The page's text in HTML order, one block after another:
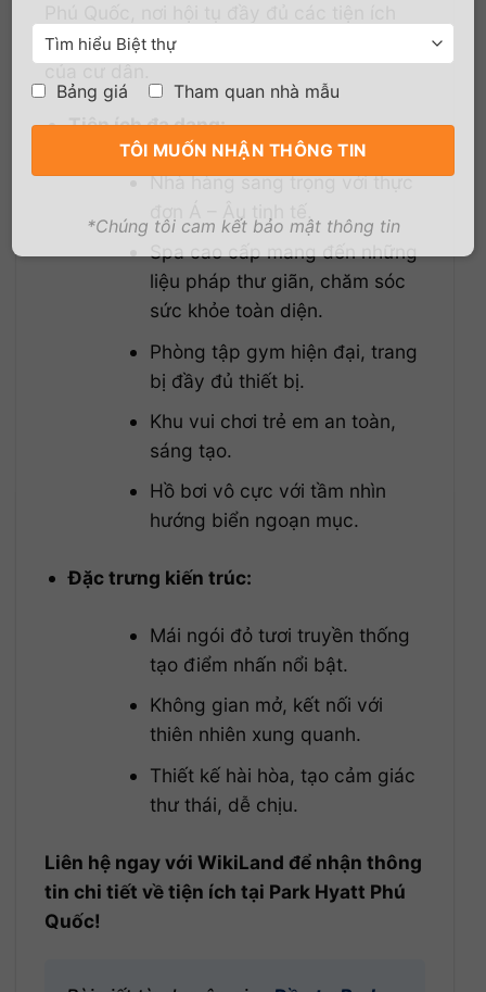
đẳng cấp phục vụ nhu cầu nghỉ dưỡng
của cư dân.
Tiện ích đa dạng:
Nhà hàng sang trọng với thực
Spa cao cấp mang đến những
liệu pháp thư giãn, chăm sóc
sức khỏe toàn diện.
Phòng tập gym hiện đại, trang
bị đầy đủ thiết bị.
Khu vui chơi trẻ em an toàn,
sáng tạo.
Hồ bơi vô cực với tầm nhìn
hướng biển ngoạn mục.
Đặc trưng kiến trúc:
Mái ngói đỏ tươi truyền thống
tạo điểm nhấn nổi bật.
Không gian mở, kết nối với
thiên nhiên xung quanh.
Thiết kế hài hòa, tạo cảm giác
thư thái, dễ chịu.
Liên hệ ngay với WikiLand để nhận thông
tin chi tiết về tiện ích tại Park Hyatt Phú
Quốc!
Bảng giá Tham quan nhà mẫu
*Chúng tôi cam kết bảo mật thông tin